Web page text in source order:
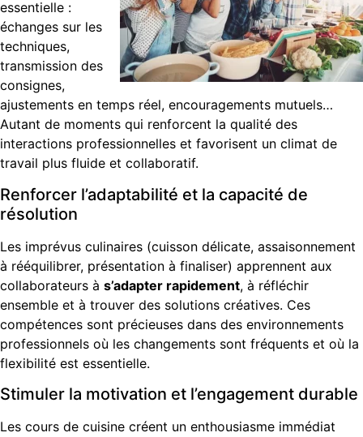
essentielle :
échanges sur les
techniques,
transmission des
consignes,
ajustements en temps réel, encouragements mutuels…
Autant de moments qui renforcent la qualité des
interactions professionnelles et favorisent un climat de
travail plus fluide et collaboratif.
Renforcer l’adaptabilité et la capacité de
résolution
Les imprévus culinaires (cuisson délicate, assaisonnement
à rééquilibrer, présentation à finaliser) apprennent aux
collaborateurs à s’adapter rapidement, à réfléchir
ensemble et à trouver des solutions créatives. Ces
compétences sont précieuses dans des environnements
professionnels où les changements sont fréquents et où la
flexibilité est essentielle.
Stimuler la motivation et l’engagement durable
Les cours de cuisine créent un enthousiasme immédiat